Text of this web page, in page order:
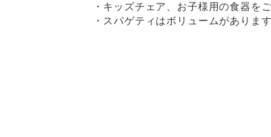
・キッズチェア、お子様用の食器を
・スパゲティはボリュームがありま